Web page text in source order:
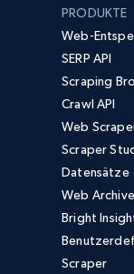
PRODUKTE
Web-
SERP API
Scraping
Crawl API
Web
Scraper
Datensätze
Web Archive
Bright
Scraper